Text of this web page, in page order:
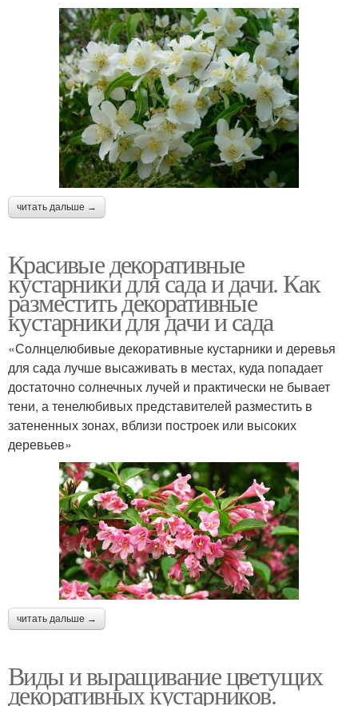
читать дальше →
Красивые декоративные
кустарники для сада и дачи. Как
разместить декоративные
кустарники для дачи и сада
«Солнцелюбивые декоративные кустарники и деревья
для сада лучше высаживать в местах, куда попадает
достаточно солнечных лучей и практически не бывает
тени, а тенелюбивых представителей разместить в
затененных зонах, вблизи построек или высоких
деревьев»
читать дальше →
Виды и выращивание цветущих
декоративных кустарников.